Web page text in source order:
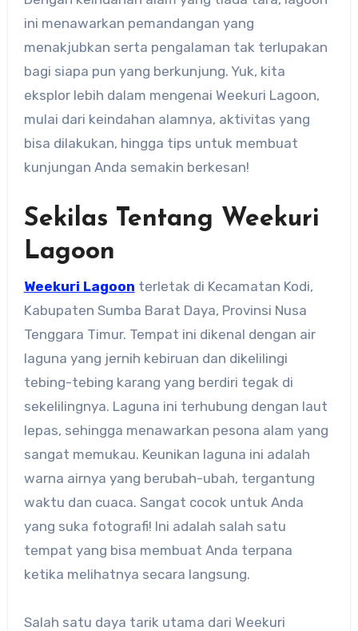
ini menawarkan pemandangan yang
menakjubkan serta pengalaman tak terlupakan
bagi siapa pun yang berkunjung. Yuk, kita
eksplor lebih dalam mengenai Weekuri Lagoon,
mulai dari keindahan alamnya, aktivitas yang
bisa dilakukan, hingga tips untuk membuat
kunjungan Anda semakin berkesan!
Sekilas Tentang Weekuri
Lagoon
Weekuri Lagoon terletak di Kecamatan Kodi,
Kabupaten Sumba Barat Daya, Provinsi Nusa
Tenggara Timur. Tempat ini dikenal dengan air
laguna yang jernih kebiruan dan dikelilingi
tebing-tebing karang yang berdiri tegak di
sekelilingnya. Laguna ini terhubung dengan laut
lepas, sehingga menawarkan pesona alam yang
sangat memukau. Keunikan laguna ini adalah
warna airnya yang berubah-ubah, tergantung
waktu dan cuaca. Sangat cocok untuk Anda
yang suka fotografi! Ini adalah salah satu
tempat yang bisa membuat Anda terpana
ketika melihatnya secara langsung.
Salah satu daya tarik utama dari Weekuri